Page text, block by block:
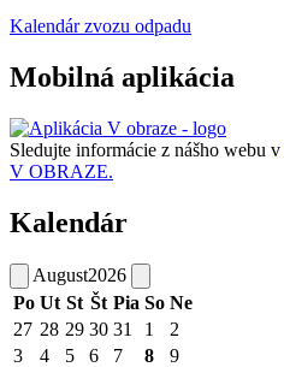
Kalendár zvozu odpadu
Mobilná aplikácia
Sledujte informácie z nášho webu v
V OBRAZE.
Kalendár
August2026
Po Ut St Št Pia So Ne
27 28 29 30 31 1
2
3
4 5 6 7 8
9